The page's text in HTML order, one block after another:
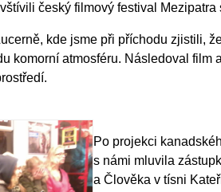
český filmový festival Mezipatra
kde jsme při příchodu zjistili,
komorní atmosféru. Následoval film
Po projekci
s námi mluvila
a Člověka v tísni